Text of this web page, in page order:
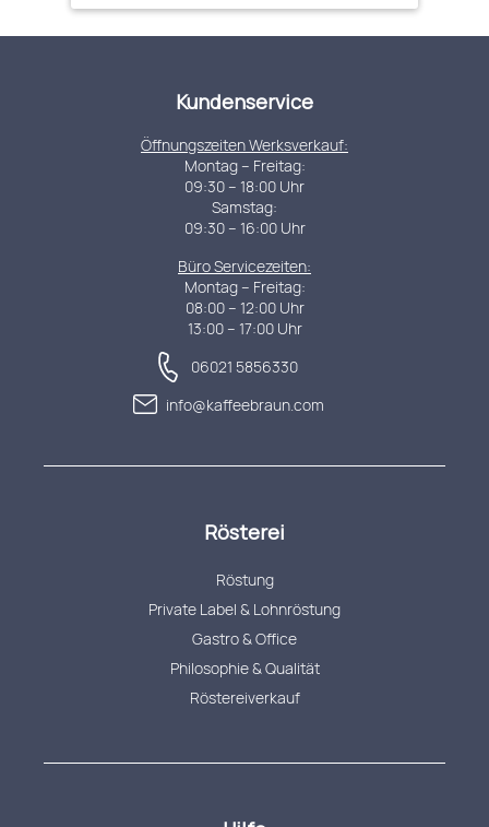
Kundenservice
Öffnungszeiten Werksverkauf:
Montag – Freitag:
09:30 – 18:00 Uhr
Samstag:
09:30 – 16:00 Uhr
Büro Servicezeiten:
Montag – Freitag:
08:00 – 12:00 Uhr
13:00 – 17:00 Uhr
06021 5856330
info@kaffeebraun.com
Rösterei
Röstung
Private Label & Lohnröstung
Gastro & Office
Philosophie & Qualität
Röstereiverkauf